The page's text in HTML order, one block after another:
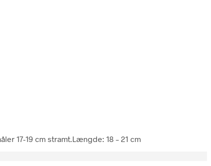
17-19 cm stramt.Længde: 18 – 21 cm